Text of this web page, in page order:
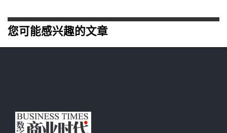
您可能感兴趣的文章